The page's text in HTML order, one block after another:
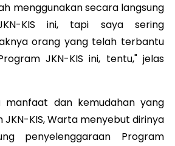
menggunakan secara langsung
KIS ini, tapi saya sering
orang yang telah terbantu
JKN-KIS ini, tentu," jelas
manfaat dan kemudahan yang
KIS, Warta menyebut dirinya
penyelenggaraan Program